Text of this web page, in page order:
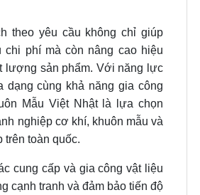
theo yêu cầu không chỉ giúp
chi phí mà còn nâng cao hiệu
lượng sản phẩm. Với năng lực
dạng cùng khả năng gia công
Mẫu Việt Nhật là lựa chọn
nghiệp cơ khí, khuôn mẫu và
trên toàn quốc.
cung cấp và gia công vật liệu
cạnh tranh và đảm bảo tiến độ